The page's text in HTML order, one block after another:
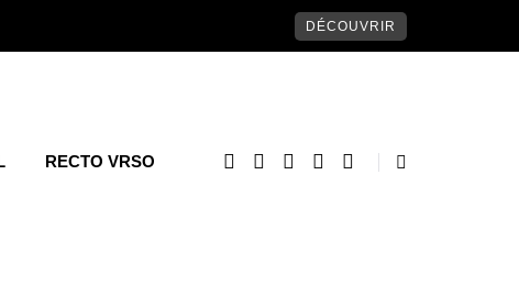
DÉCOUVRIR
RECTO VRSO